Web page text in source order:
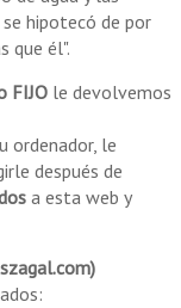
hipotecó de por
que él".
FIJO le devolvemos
ordenador, le
después de
a esta web y
)